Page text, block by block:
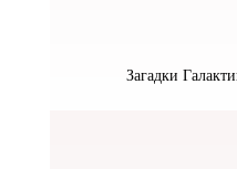
Загадки